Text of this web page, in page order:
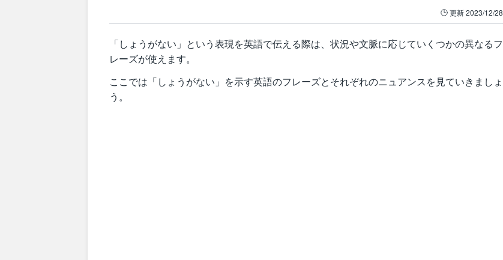
更新2023/12/28
「しょうがない」という表現を英語で伝える際は、状況や文脈に応じていくつかの異なるフ
レーズが使えます。
ここでは「しょうがない」を示す英語のフレーズとそれぞれのニュアンスを見ていきましょ
う。